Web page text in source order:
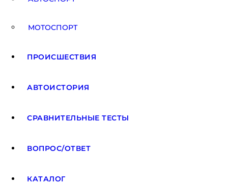
МОТОСПОРТ
ПРОИСШЕСТВИЯ
АВТОИСТОРИЯ
СРАВНИТЕЛЬНЫЕ ТЕСТЫ
ВОПРОС/ОТВЕТ
КАТАЛОГ